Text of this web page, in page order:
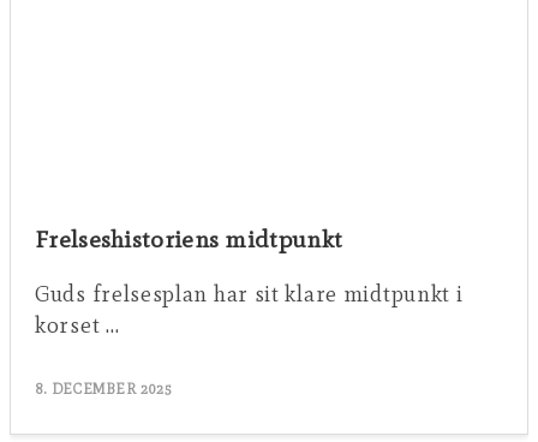
Frelseshistoriens midtpunkt
Guds frelsesplan har sit klare midtpunkt i
korset …
8. DECEMBER 2025